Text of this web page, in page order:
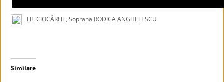
LIE CIOCÂRLIE, Soprana RODICA ANGHELESCU
Similare